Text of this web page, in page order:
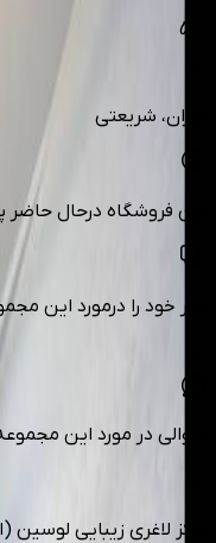
5.0
تهران، شریعتی
این فروشگاه درحال حاضر
نظر خود را درمورد این
سوالی در مورد این
مرکز لاغری زیبایی لوسین